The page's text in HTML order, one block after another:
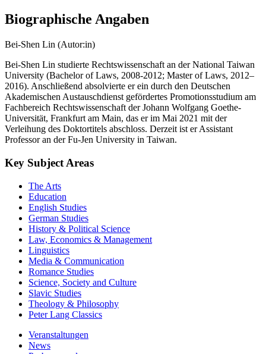
Biographische Angaben
Bei-Shen Lin (Autor:in)
Bei-Shen Lin studierte Rechtswissenschaft an der National Taiwan
University (Bachelor of Laws, 2008-2012; Master of Laws, 2012–
2016). Anschließend absolvierte er ein durch den Deutschen
Akademischen Austauschdienst gefördertes Promotionsstudium am
Fachbereich Rechtswissenschaft der Johann Wolfgang Goethe-
Universität, Frankfurt am Main, das er im Mai 2021 mit der
Verleihung des Doktortitels abschloss. Derzeit ist er Assistant
Professor an der Fu-Jen University in Taiwan.
Key Subject Areas
The Arts
Education
English Studies
German Studies
History & Political Science
Law, Economics & Management
Linguistics
Media & Communication
Romance Studies
Science, Society and Culture
Slavic Studies
Theology & Philosophy
Peter Lang Classics
Veranstaltungen
News